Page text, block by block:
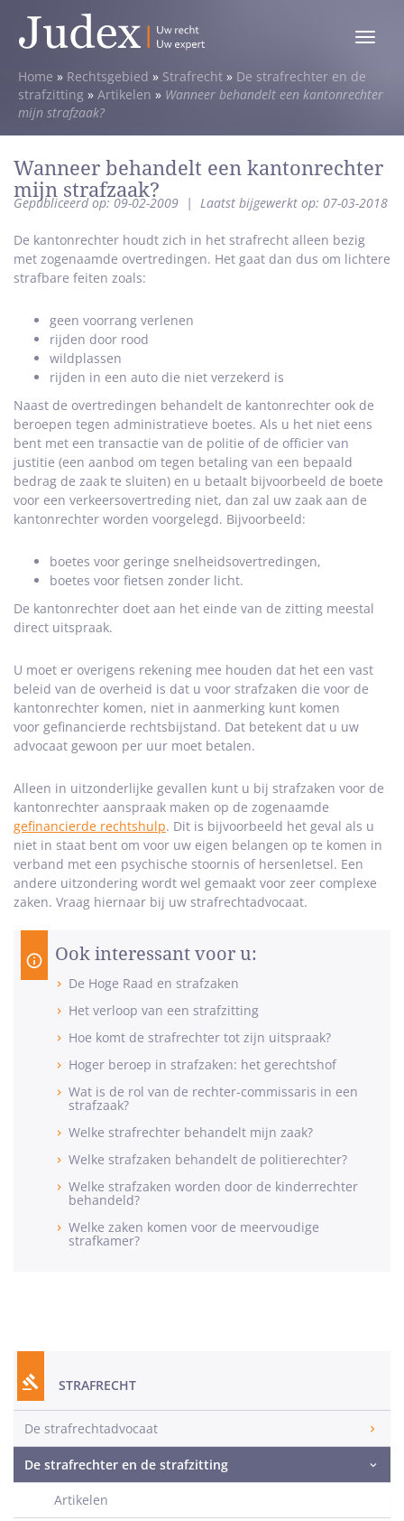
Toggle
Home » Rechtsgebied » Strafrecht » De strafrechter en de
strafzitting » Artikelen » Wanneer behandelt een kantonrechter
mijn strafzaak?
Wanneer behandelt een kantonrechter
mijn strafzaak?
Gepubliceerd op: 09-02-2009 | Laatst bijgewerkt op: 07-03-2018
De kantonrechter houdt zich in het strafrecht alleen bezig
met zogenaamde overtredingen. Het gaat dan dus om lichtere
strafbare feiten zoals:
geen voorrang verlenen
rijden door rood
wildplassen
rijden in een auto die niet verzekerd is
Naast de overtredingen behandelt de kantonrechter ook de
beroepen tegen administratieve boetes. Als u het niet eens
bent met een transactie van de politie of de officier van
justitie (een aanbod om tegen betaling van een bepaald
bedrag de zaak te sluiten) en u betaalt bijvoorbeeld de boete
voor een verkeersovertreding niet, dan zal uw zaak aan de
kantonrechter worden voorgelegd. Bijvoorbeeld:
boetes voor geringe snelheidsovertredingen,
boetes voor fietsen zonder licht.
De kantonrechter doet aan het einde van de zitting meestal
direct uitspraak.
U moet er overigens rekening mee houden dat het een vast
beleid van de overheid is dat u voor strafzaken die voor de
kantonrechter komen, niet in aanmerking kunt komen
voor gefinancierde rechtsbijstand. Dat betekent dat u uw
advocaat gewoon per uur moet betalen.
Alleen in uitzonderlijke gevallen kunt u bij strafzaken voor de
kantonrechter aanspraak maken op de zogenaamde
gefinancierde rechtshulp. Dit is bijvoorbeeld het geval als u
niet in staat bent om voor uw eigen belangen op te komen in
verband met een psychische stoornis of hersenletsel. Een
andere uitzondering wordt wel gemaakt voor zeer complexe
zaken. Vraag hiernaar bij uw strafrechtadvocaat.
Ook interessant voor u:
De Hoge Raad en strafzaken
Het verloop van een strafzitting
Hoe komt de strafrechter tot zijn uitspraak?
Hoger beroep in strafzaken: het gerechtshof
Wat is de rol van de rechter-commissaris in een
strafzaak?
Welke strafrechter behandelt mijn zaak?
Welke strafzaken behandelt de politierechter?
Welke strafzaken worden door de kinderrechter
behandeld?
Welke zaken komen voor de meervoudige
strafkamer?
STRAFRECHT
De strafrechtadvocaat
De strafrechter en de strafzitting
Artikelen